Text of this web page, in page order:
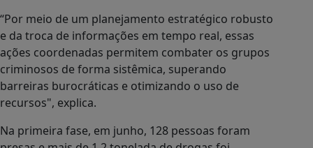
“Por meio de um planejamento estratégico robusto
e da troca de informações em tempo real, essas
ações coordenadas permitem combater os grupos
criminosos de forma sistêmica, superando
barreiras burocráticas e otimizando o uso de
recursos", explica.
Na primeira fase, em junho, 128 pessoas foram